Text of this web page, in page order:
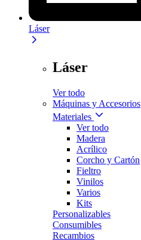
Láser
Láser
Ver todo
Máquinas y Accesorios
Materiales
Ver todo
Madera
Acrílico
Corcho y Cartón
Fieltro
Vinilos
Varios
Kits
Personalizables
Consumibles
Recambios